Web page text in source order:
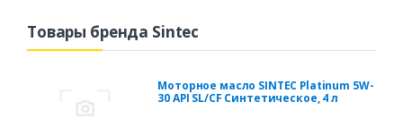
Товары бренда Sintec
Моторное масло SINTEC Platinum 5W-
30 API SL/CF Синтетическое, 4 л